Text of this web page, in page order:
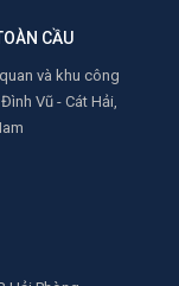
CẦU
và khu công
Vũ - Cát Hải,